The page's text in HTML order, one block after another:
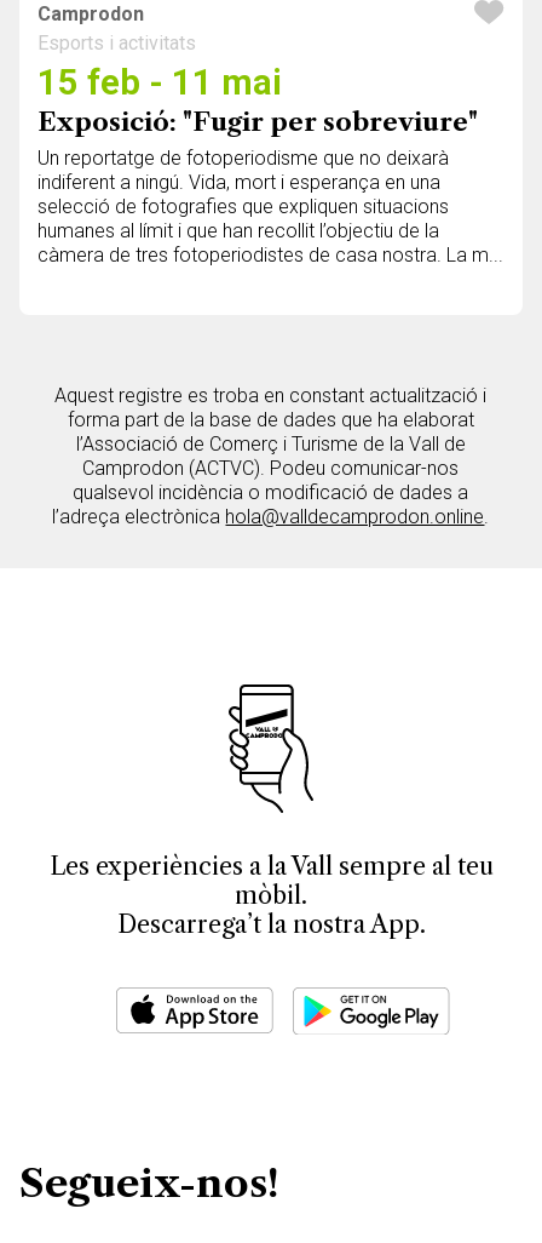
Camprodon
Esports i activitats
15 feb - 11 mai
Exposició: "Fugir per sobreviure"
Un reportatge de fotoperiodisme que no deixarà
indiferent a ningú. Vida, mort i esperança en una
selecció de fotografies que expliquen situacions
humanes al límit i que han recollit l’objectiu de la
càmera de tres fotoperiodistes de casa nostra. La m...
Aquest registre es troba en constant actualització i
forma part de la base de dades que ha elaborat
l’Associació de Comerç i Turisme de la Vall de
Camprodon (ACTVC). Podeu comunicar-nos
qualsevol incidència o modificació de dades a
l’adreça electrònica hola@valldecamprodon.online.
Les experiències a la Vall sempre al teu
mòbil.
Descarrega’t la nostra App.
Segueix-nos!